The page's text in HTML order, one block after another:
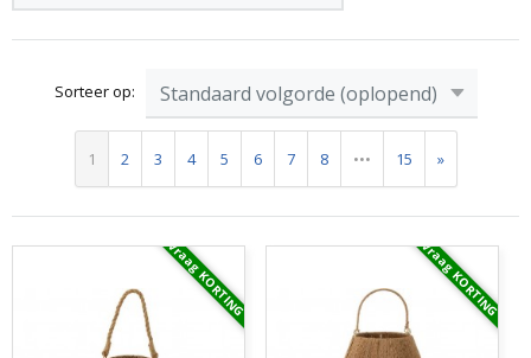
Sorteer op:
1 2 3 4 5 6 7 8 ••• 15 »
Vraag KORTING Vraag KORTING